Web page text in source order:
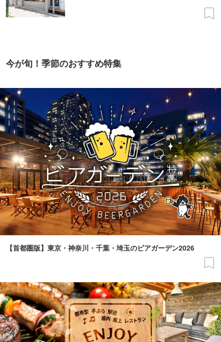
今が旬！季節のおすすめ特集
【首都圏版】東京・神奈川・千葉・埼玉のビアガーデン2026